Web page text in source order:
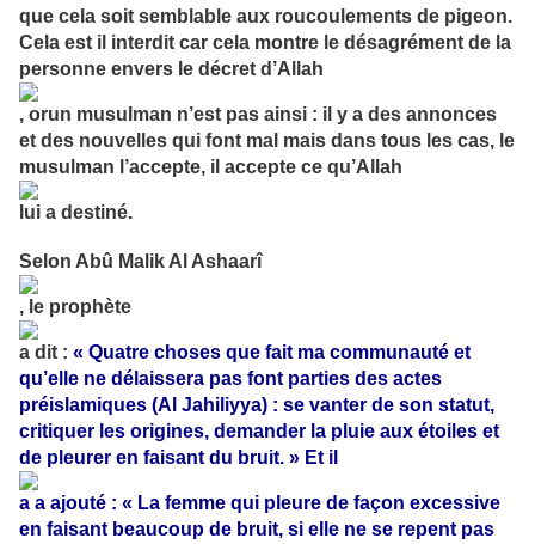
que cela soit semblable aux roucoulements de pigeon.
Cela est il interdit car cela montre le désagrément de la
personne envers le décret d’Allah
, orun musulman n’est pas ainsi : il y a des annonces
et des nouvelles qui font mal mais dans tous les cas, le
musulman l’accepte, il accepte ce qu’Allah
lui a destiné.
Selon Abû Malik Al Ashaarî
, le prophète
a dit : « Quatre choses que fait ma communauté et
qu’elle ne délaissera pas font parties des actes
préislamiques (Al Jahiliyya) : se vanter de son statut,
critiquer les origines, demander la pluie aux étoiles et
de pleurer en faisant du bruit. » Et il
a a ajouté : « La femme qui pleure de façon excessive
en faisant beaucoup de bruit, si elle ne se repent pas